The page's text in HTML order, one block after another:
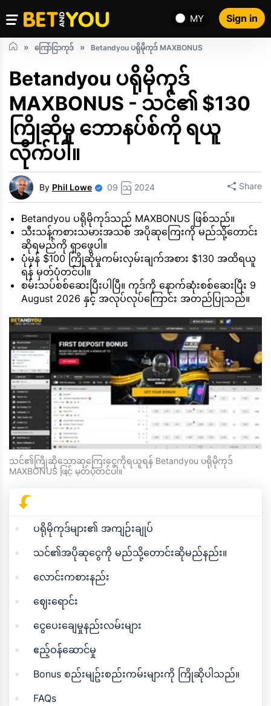
MY Sign in
ကြော်ငြာကုဒ် Betandyou ပရိုမိုကုဒ် MAXBONUS
Betandyou ပရိုမိုကုဒ်
MAXBONUS - သင်၏ $130
ကြိုဆိုမှု ဘောနပ်စ်ကို ရယူ
လိုက်ပါ။
By Phil Lowe 09 ဩ 2024 Share
Betandyou ပရိုမိုကုဒ်သည် MAXBONUS ဖြစ်သည်။
သီးသန့်ကစားသမားအသစ် အပိုဆုကြေးကို မည်သို့တောင်း
ဆိုရမည်ကို ရှာဖွေပါ။
ပုံမှန် $100 ကြိုဆိုမှုကမ်းလှမ်းချက်အစား $130 အထိရယူ
ရန် မှတ်ပုံတင်ပါ။
စမ်းသပ်စစ်ဆေးပြီးပါပြီ။ ကုဒ်ကို နောက်ဆုံးစစ်ဆေးပြီး 9
August 2026 နှင့် အလုပ်လုပ်ကြောင်း အတည်ပြုသည်။
သင်၏ကြိုဆိုသောဆုကြေးငွေကိုရယူရန် Betandyou ပရိုမိုကုဒ်
MAXBONUS ဖြင့် မှတ်ပုံတင်ပါ။
ပရိုမိုကုဒ်များ၏ အကျဉ်းချုပ်
သင်၏အပိုဆုငွေကို မည်သို့တောင်းဆိုမည်နည်း။
လောင်းကစားနည်း
ဈေးရောင်း
ငွေပေးချေမှုနည်းလမ်းများ
ဧည့်ဝန်ဆောင်မှု
Bonus စည်းမျဥ်းစည်းကမ်းများကို ကြိုဆိုပါသည်။
FAQs